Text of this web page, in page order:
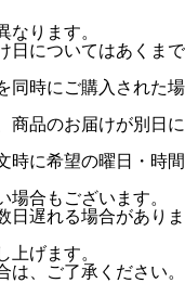
なります。
日についてはあくまで
同時にご購入された場
商品のお届けが別日に
時に希望の曜日・時間
場合もございます。
日遅れる場合がありま
げます。
は、ご了承ください。